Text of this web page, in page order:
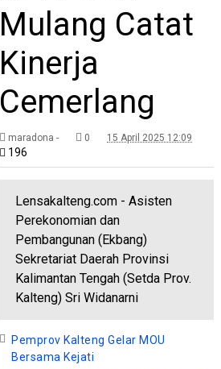
Mulang Catat
Kinerja
Cemerlang
maradona - 0 15 April 2025 12:09
196
Lensakalteng.com - Asisten
Perekonomian dan
Pembangunan (Ekbang)
Sekretariat Daerah Provinsi
Kalimantan Tengah (Setda Prov.
Kalteng) Sri Widanarni
Pemprov Kalteng Gelar MOU
Bersama Kejati